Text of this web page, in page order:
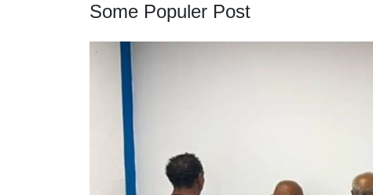
Some Populer Post